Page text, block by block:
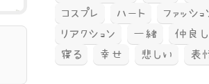
コスプレ
ハート
ファッショ
リアクション
一緒 仲良し
寝る
幸せ 悲しい 表